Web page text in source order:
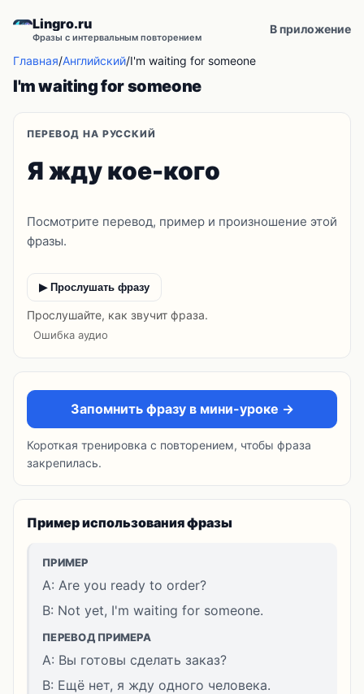
Lingro.ru
Фразы с интервальным повторением
В приложение
Главная/Английский/I'm waiting for someone
I'm waiting for someone
ПЕРЕВОД НА РУССКИЙ
Я жду кое-кого
Посмотрите перевод, пример и произношение этой
фразы.
▶ Прослушать фразу
Прослушайте, как звучит фраза.
Ошибка аудио
Запомнить фразу в мини-уроке →
Короткая тренировка с повторением, чтобы фраза
закрепилась.
Пример использования фразы
ПРИМЕР
A: Are you ready to order?
B: Not yet, I'm waiting for someone.
ПЕРЕВОД ПРИМЕРА
A: Вы готовы сделать заказ?
B: Ещё нет, я жду одного человека.